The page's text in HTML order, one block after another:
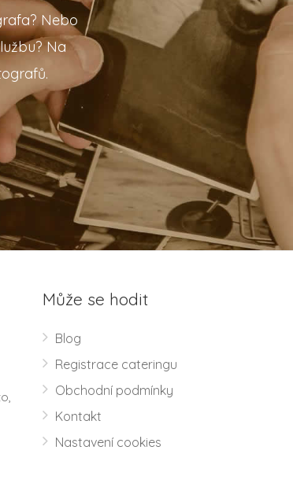
Nebo
Na
Může se hodit
Blog
Registrace cateringu
Obchodní podmínky
Kontakt
Nastavení cookies